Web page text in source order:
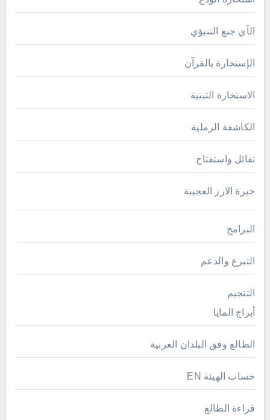
الآي جنغ التنبؤي
الإستخارة بالقرآن
الاستخارة التبتية
الكاشفة الرملية
تفائل واستفتاح
خيرة الارز العجيبة
البرامج
التبرع والدعم
التنجيم
أبراج المايا
الطالع وفق البلدان العربية
حساب الهيئة EN
قراءة الطالع